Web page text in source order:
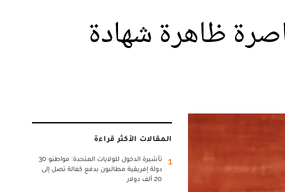
ظاهرة شهادة
المقالات الأكثر قراءة
1
تأشيرة الدخول للولايات المتحدة: مواطنو 30
دولة إفريقية مطالبون بدفع كفالة تصل إلى
20 ألف دولار